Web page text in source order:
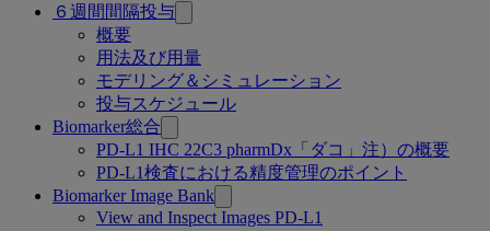
６週間間隔投与
概要
用法及び用量
モデリング＆シミュレーション
投与スケジュール
Biomarker総合
PD-L1 IHC 22C3 pharmDx「ダコ」注）の概要
PD-L1検査における精度管理のポイント
Biomarker Image Bank
View and Inspect Images PD-L1